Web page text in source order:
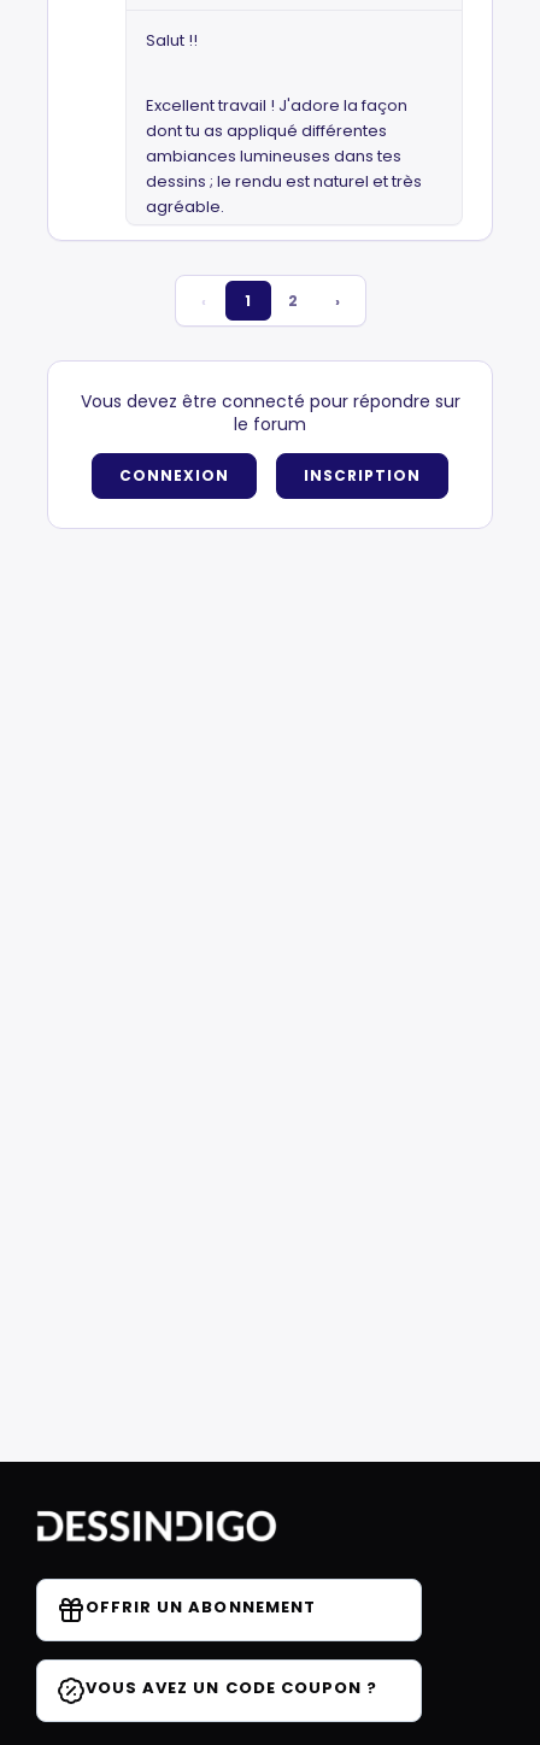
Salut !!
Excellent travail ! J'adore la façon
dont tu as appliqué différentes
ambiances lumineuses dans tes
dessins ; le rendu est naturel et très
agréable.
‹ 1 2 ›
Vous devez être connecté pour répondre sur
le forum
CONNEXION INSCRIPTION
OFFRIR UN ABONNEMENT
VOUS AVEZ UN CODE COUPON ?